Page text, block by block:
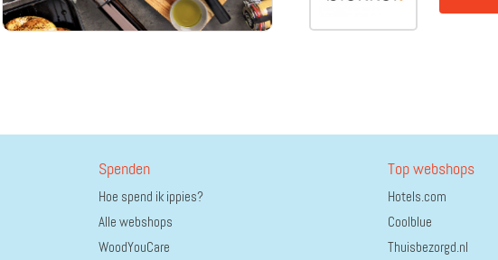
Spenden
Hoe spend ik ippies?
Alle webshops
WoodYouCare
Top webshops
Hotels.com
Coolblue
Thuisbezorgd.nl